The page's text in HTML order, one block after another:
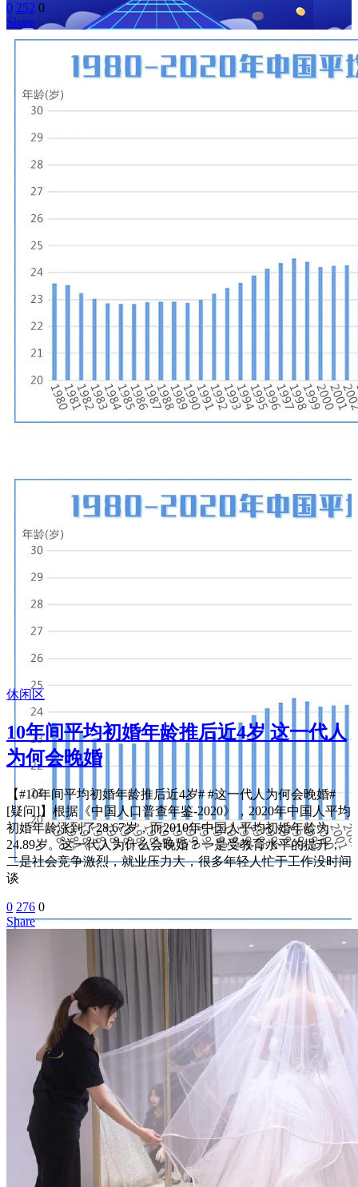
0 252 0
Share
休闲区
10年间平均初婚年龄推后近4岁 这一代人
为何会晚婚
【#10年间平均初婚年龄推后近4岁# #这一代人为何会晚婚#
[疑问]】根据《中国人口普查年鉴-2020》，2020年中国人平均
初婚年龄涨到了28.67岁，而2010年中国人平均初婚年龄为
24.89岁。这一代人为什么会晚婚？一是受教育水平的提升；
二是社会竞争激烈，就业压力大，很多年轻人忙于工作没时间
谈
0 276 0
Share